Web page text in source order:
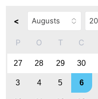
<
P O T C
27 28 29 30
3 4 5 6